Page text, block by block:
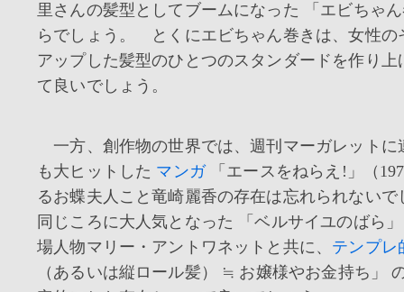
里さんの髪型としてブームになった 「エビちゃ
らでしょう。 とくにエビちゃん巻きは、女性の
アップした髪型のひとつのスタンダードを作り上
て良いでしょう。
一方、創作物の世界では、週刊マーガレット
も大ヒットした マンガ「エースをねらえ!」（
るお蝶夫人こと竜崎麗香の存在は忘れられない
同じころに大人気となった 「ベルサイユのばら
場人物マリー・アントワネットと共に、 テンプレ
（あるいは縦ロール髪） ≒ お嬢様やお金持ち」